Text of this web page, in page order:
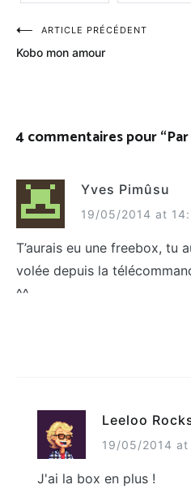
Navigation
de
ARTICLE PRÉCÉDENT
Kobo mon amour
4 commentaires pour “
Yves Pimûsu
19/05/2014 at
T’aurais eu une freebox, tu
volée depuis la
^^
Leeloo
19/05/2014 at
J'ai la box en plus !